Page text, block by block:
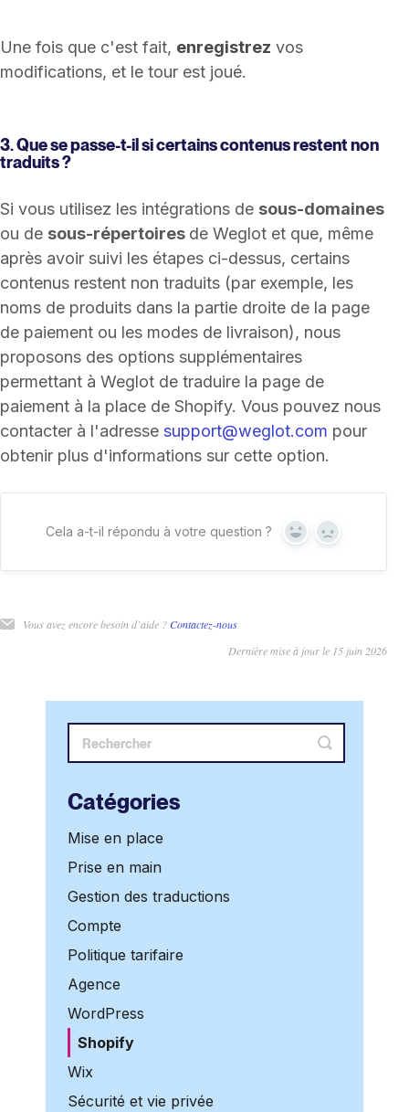
Une fois que c'est fait, enregistrez vos
modifications, et le tour est joué.
3. Que se passe-t-il si certains contenus restent non
traduits ?
Si vous utilisez les intégrations de sous-domaines
ou de sous-répertoires de Weglot et que, même
après avoir suivi les étapes ci-dessus, certains
contenus restent non traduits (par exemple, les
noms de produits dans la partie droite de la page
de paiement ou les modes de livraison), nous
proposons des options supplémentaires
permettant à Weglot de traduire la page de
paiement à la place de Shopify. Vous pouvez nous
contacter à l'adresse support@weglot.com pour
obtenir plus d'informations sur cette option.
Cela a-t-il répondu à votre question ? Oui Non
Vous avez encore besoin d’aide ?Contactez-nous
Dernière mise à jour le 15 juin 2026
Catégories
Mise en place
Prise en main
Gestion des traductions
Compte
Politique tarifaire
Agence
WordPress
Shopify
Wix
Sécurité et vie privée